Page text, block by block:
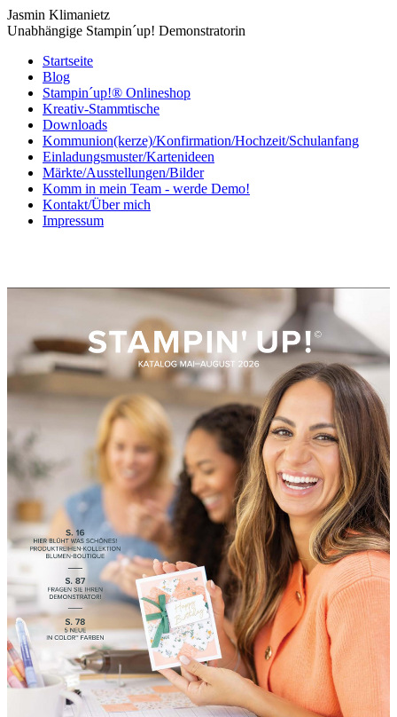
Jasmin Klimanietz
Unabhängige Stampin´up! Demonstratorin
Startseite
Blog
Stampin´up!® Onlineshop
Kreativ-Stammtische
Downloads
Kommunion(kerze)/Konfirmation/Hochzeit/Schulanfang
Einladungsmuster/Kartenideen
Märkte/Ausstellungen/Bilder
Komm in mein Team - werde Demo!
Kontakt/Über mich
Impressum